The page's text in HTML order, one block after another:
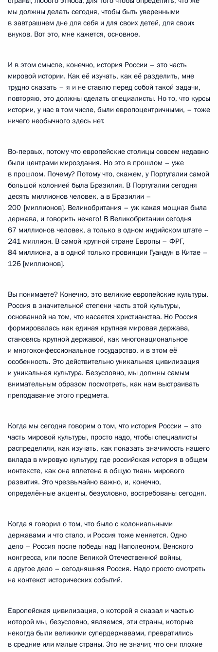
мы должны делать сегодня, чтобы быть уверенными
в завтрашнем дне для себя и для своих детей, для своих
внуков. Вот это, мне кажется, основное.
И в этом смысле, конечно, история России – это часть
мировой истории. Как её изучать, как её разделить, мне
трудно сказать – я и не ставлю перед собой такой задачи,
повторяю, это должны сделать специалисты. Но то, что курсы
истории, у нас в том числе, были европоцентричными, – тоже
ничего необычного здесь нет.
Во-первых, потому что европейские столицы совсем недавно
были центрами мироздания. Но это в прошлом – уже
в прошлом. Почему? Потому что, скажем, у Португалии самой
большой колонией была Бразилия. В Португалии сегодня
десять миллионов человек, а в Бразилии –
200 [миллионов]. Великобритания – уж какая мощная была
держава, и говорить нечего! В Великобритании сегодня
67 миллионов человек, а только в одном индийском штате –
241 миллион. В самой крупной стране Европы – ФРГ,
84 миллиона, а в одной только провинции Гуандун в Китае –
126 [миллионов].
Вы понимаете? Конечно, это великие европейские культуры.
Россия в значительной степени часть этой культуры,
основанной на том, что касается христианства. Но Россия
формировалась как единая крупная мировая держава,
становясь крупной державой, как многонациональное
и многоконфессиональное государство, и в этом её
особенность. Это действительно уникальная цивилизация
и уникальная культура. Безусловно, мы должны самым
внимательным образом посмотреть, как нам выстраивать
преподавание этого предмета.
Когда мы сегодня говорим о том, что история России – это
часть мировой культуры, просто надо, чтобы специалисты
распределили, как изучать, как показать значимость нашего
вклада в мировую культуру, где российская история в общем
контексте, как она вплетена в общую ткань мирового
развития. Это чрезвычайно важно, и, конечно,
определённые акценты, безусловно, востребованы сегодня.
Когда я говорил о том, что было с колониальными
державами и что стало, и Россия тоже меняется. Одно
дело – Россия после победы над Наполеоном, Венского
конгресса, или после Великой Отечественной войны,
а другое дело – сегодняшняя Россия. Надо просто смотреть
на контекст исторических событий.
Европейская цивилизация, о которой я сказал и частью
которой мы, безусловно, являемся, эти страны, которые
некогда были великими супердержавами, превратились
в средние или малые страны. Это не значит, что они плохие